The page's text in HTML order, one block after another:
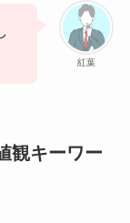
紅葉
観キーワー